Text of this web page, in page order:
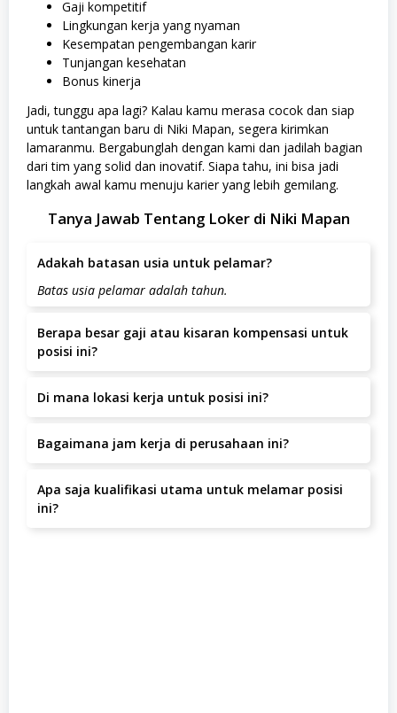
Gaji kompetitif
Lingkungan kerja yang nyaman
Kesempatan pengembangan karir
Tunjangan kesehatan
Bonus kinerja
Jadi, tunggu apa lagi? Kalau kamu merasa cocok dan siap
untuk tantangan baru di Niki Mapan, segera kirimkan
lamaranmu. Bergabunglah dengan kami dan jadilah bagian
dari tim yang solid dan inovatif. Siapa tahu, ini bisa jadi
langkah awal kamu menuju karier yang lebih gemilang.
Tanya Jawab Tentang Loker di Niki Mapan
Adakah batasan usia untuk pelamar?
Batas usia pelamar adalah tahun.
Berapa besar gaji atau kisaran kompensasi untuk
posisi ini?
Di mana lokasi kerja untuk posisi ini?
Jakarta Barat, Jakarta Barat.
Bagaimana jam kerja di perusahaan ini?
Apa saja kualifikasi utama untuk melamar posisi
ini?